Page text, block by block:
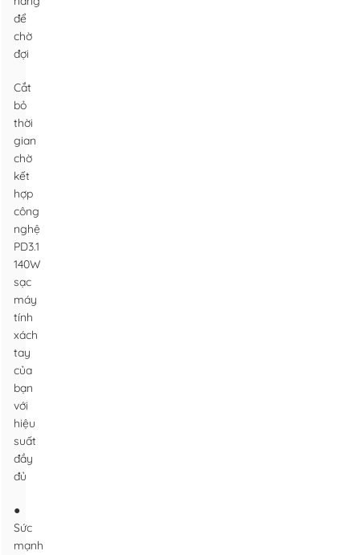
để
chờ
đợi
Cắt
bỏ
thời
gian
chờ
kết
hợp
công
nghệ
PD3.1
140W
sạc
máy
tính
xách
tay
của
bạn
với
hiệu
suất
đầy
đủ
●
Sức
mạnh